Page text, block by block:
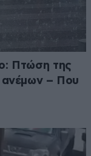
Πτώση της
ανέμων – Που